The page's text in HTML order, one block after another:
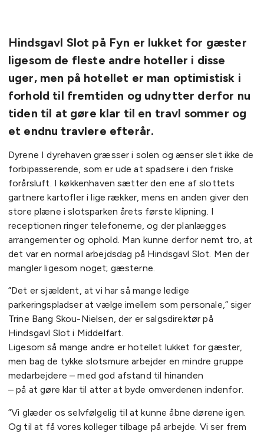
Hindsgavl Slot på Fyn er lukket for gæster
ligesom de fleste andre hoteller i disse
uger, men på hotellet er man optimistisk i
forhold til fremtiden og udnytter derfor nu
tiden til at gøre klar til en travl sommer og
et endnu travlere efterår.
Dyrene I dyrehaven græsser i solen og ænser slet ikke de
forbipasserende, som er ude at spadsere i den friske
forårsluft. I køkkenhaven sætter den ene af slottets
gartnere kartofler i lige rækker, mens en anden giver den
store plæne i slotsparken årets første klipning. I
receptionen ringer telefonerne, og der planlægges
arrangementer og ophold. Man kunne derfor nemt tro, at
det var en normal arbejdsdag på Hindsgavl Slot. Men der
mangler ligesom noget; gæsterne.
”Det er sjældent, at vi har så mange ledige
parkeringspladser at vælge imellem som personale,” siger
Trine Bang Skou-Nielsen, der er salgsdirektør på
Hindsgavl Slot i Middelfart.
Ligesom så mange andre er hotellet lukket for gæster,
men bag de tykke slotsmure arbejder en mindre gruppe
medarbejdere – med god afstand til hinanden
– på at gøre klar til atter at byde omverdenen indenfor.
”Vi glæder os selvfølgelig til at kunne åbne dørene igen.
Og til at få vores kolleger tilbage på arbejde. Vi ser frem